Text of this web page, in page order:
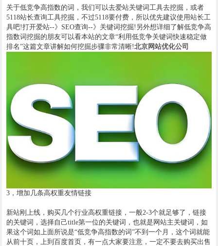
关于低竞争高指数的词，我们可以去爱站关键词工具去挖掘，或者
5118站长查询工具挖掘，不过5118要付费，所以优先建议使用站长工
具吧!打开爱站--》SEO查询--》关键词挖掘!另外想详细了解低竞争高
指数词挖掘的朋友可以看本站的文章“利用低竞争关键词快速稳定做
排名”这篇文章讲解如何挖掘步骤非常清晰!北京网站优化公司
3，增加几条高权重友情链接
新站刚上线，购买几个行业高权重链接，一般2-3个就足够了，链接
的关键词，选择自己title第一位的关键词，也就是网站主关键词，如
果这个词如上面所说是“低竞争高指数的词”不到一个月，这个词就能
从前十页，上到百度首页，有一点大家要注意，一定不要去购买出售